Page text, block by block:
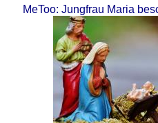
MeToo: Jungfrau Maria